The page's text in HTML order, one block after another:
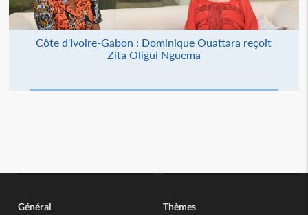
Côte d'Ivoire-Gabon : Dominique Ouattara reçoit
Zita Oligui Nguema
Général Thèmes